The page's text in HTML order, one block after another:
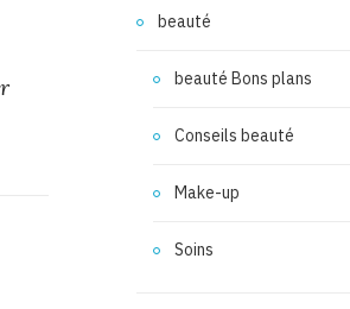
beauté
beauté Bons plans
Conseils beauté
Make-up
Soins